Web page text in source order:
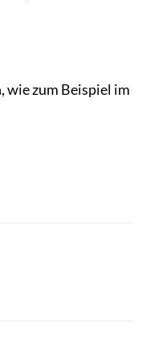
wie zum Beispiel im